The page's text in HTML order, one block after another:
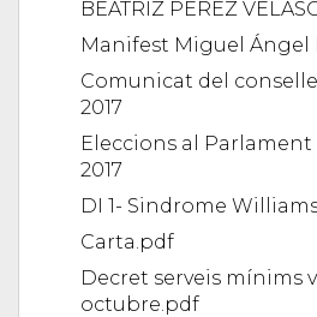
BEATRIZ PÉREZ
Manifest Miguel Ángel
Comunicat del
2017
Eleccions al Parlament
2017
DI 1- Sindrome
Carta.pdf
Decret serveis mínims
octubre.pdf